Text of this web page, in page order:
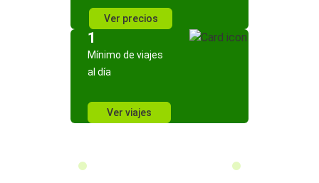
Ver precios
1
Mínimo de viajes
al día
Ver viajes